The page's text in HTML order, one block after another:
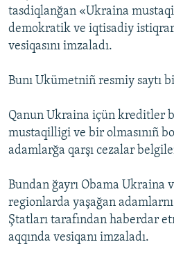
tasdiqlanğan «Ukraina
demokratik ve iqtisadiy
vesiqasını imzaladı.
Bunı Ukümetniñ resmiy saytı
Qanun Ukraina içün kreditler
mustaqilligi ve bir olmasınıñ
adamlarğa qarşı cezalar
Bundan ğayrı Obama Ukraina
regionlarda yaşağan
Ştatları tarafından haberdar
aqqında vesiqanı imzaladı.